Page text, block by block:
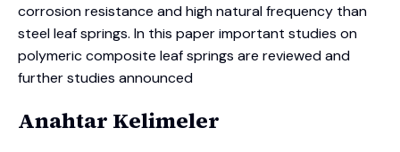
corrosion resistance and high natural frequency than
steel leaf springs. In this paper important studies on
polymeric composite leaf springs are reviewed and
further studies announced
Anahtar Kelimeler